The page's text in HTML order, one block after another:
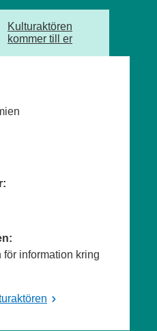
Kulturaktören
kommer till er
för information kring